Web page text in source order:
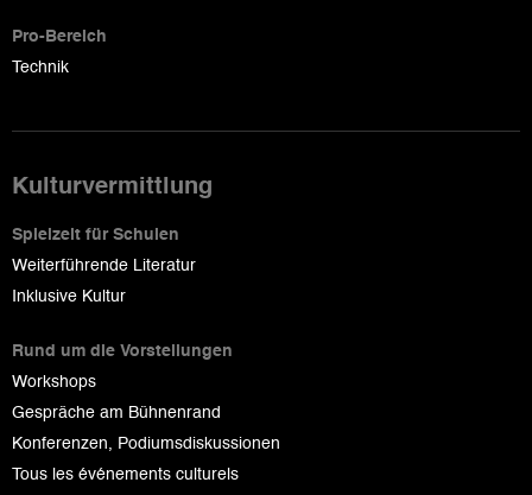
Pro-Bereich
Technik
Kulturvermittlung
Spielzeit für Schulen
Weiterführende Literatur
Inklusive Kultur
Rund um die Vorstellungen
Workshops
Gespräche am Bühnenrand
Konferenzen, Podiumsdiskussionen
Tous les événements culturels